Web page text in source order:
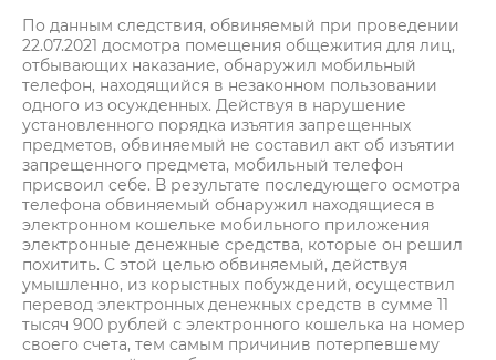
По данным следствия, обвиняемый при проведении
22.07.2021 досмотра помещения общежития для лиц,
отбывающих наказание, обнаружил мобильный
телефон, находящийся в незаконном пользовании
одного из осужденных. Действуя в нарушение
установленного порядка изъятия запрещенных
предметов, обвиняемый не составил акт об изъятии
запрещенного предмета, мобильный телефон
присвоил себе. В результате последующего осмотра
телефона обвиняемый обнаружил находящиеся в
электронном кошельке мобильного приложения
электронные денежные средства, которые он решил
похитить. С этой целью обвиняемый, действуя
умышленно, из корыстных побуждений, осуществил
перевод электронных денежных средств в сумме 11
тысяч 900 рублей с электронного кошелька на номер
своего счета, тем самым причинив потерпевшему